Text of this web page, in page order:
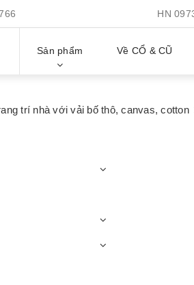
HN
Sản phẩm Về CỔ & CŨ
trí nhà với vải bố thô, canvas, cotton